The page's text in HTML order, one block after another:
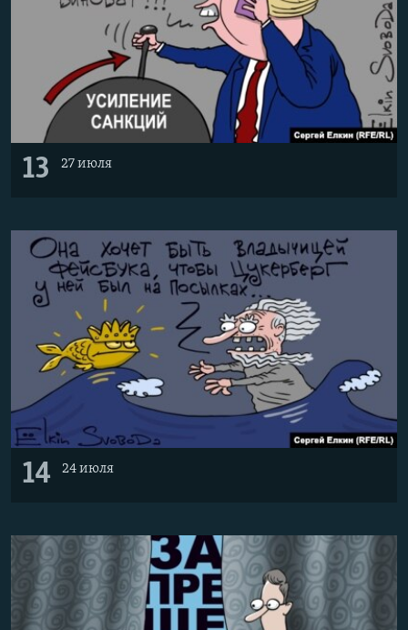
13 27 июля
14 24 июля